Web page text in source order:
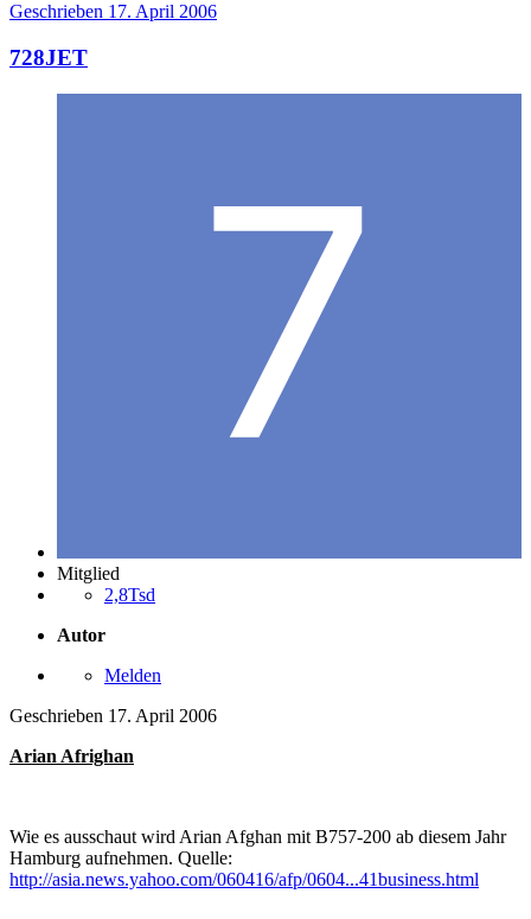
Geschrieben 17. April 2006
728JET
Mitglied
2,8Tsd
Autor
Melden
Geschrieben 17. April 2006
Arian Afrighan
Wie es ausschaut wird Arian Afghan mit B757-200 ab diesem Jahr
Hamburg aufnehmen. Quelle:
http://asia.news.yahoo.com/060416/afp/0604...41business.html